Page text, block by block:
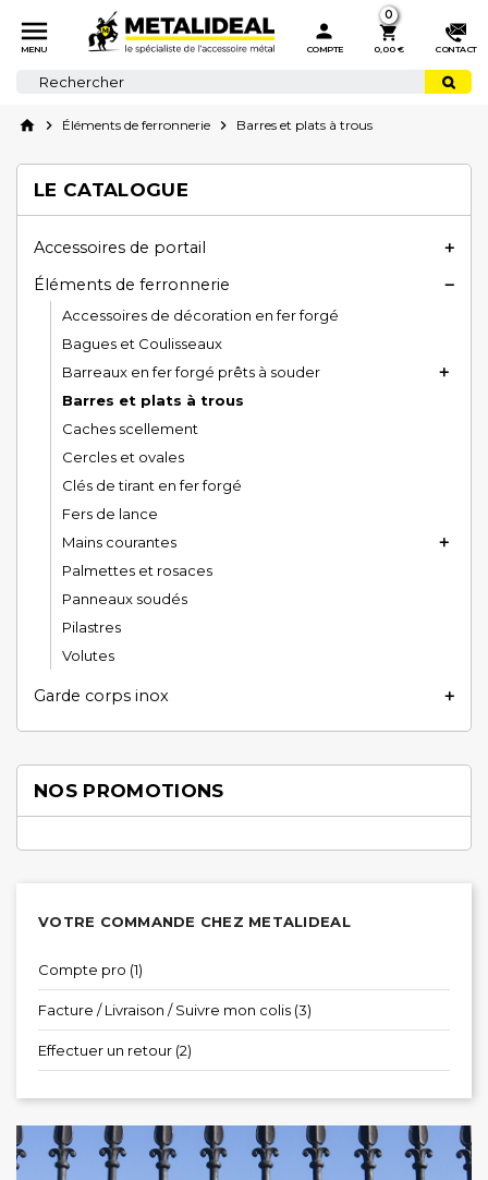

MENU

COMPTE

0,00 €
0
CONTACT
home  Éléments de ferronnerie  Barres et plats à trous
LE CATALOGUE
Accessoires de portail 
Éléments de ferronnerie 
Accessoires de décoration en fer forgé
Bagues et Coulisseaux
Barreaux en fer forgé prêts à souder

Barres et plats à trous
Caches scellement
Cercles et ovales
Clés de tirant en fer forgé
Fers de lance
Mains courantes

Palmettes et rosaces
Panneaux soudés
Pilastres
Volutes
Garde corps inox 
NOS PROMOTIONS
VOTRE COMMANDE CHEZ METALIDEAL
Compte pro (1)
Facture / Livraison / Suivre mon colis (3)
Effectuer un retour (2)